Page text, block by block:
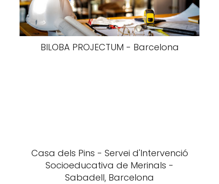
BILOBA PROJECTUM - Barcelona
Casa dels Pins - Servei d'Intervenció
Socioeducativa de Merinals -
Sabadell, Barcelona